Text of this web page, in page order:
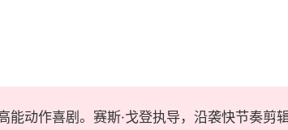
动作喜剧。赛斯·戈登执导，沿袭快节奏剪